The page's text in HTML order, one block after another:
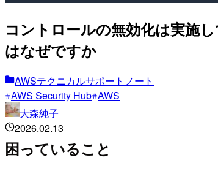
コントロールの無効化は実施
はなぜですか
AWSテクニカルサポートノート
AWS Security Hub AWS
大森純子
2026.02.13
困っていること